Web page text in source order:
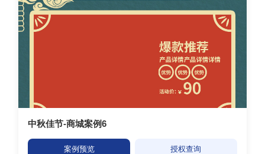
中秋佳节-商城案例6
案例预览 授权查询